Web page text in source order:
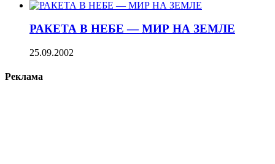
РАКЕТА В НЕБЕ — МИР НА ЗЕМЛЕ
25.09.2002
Реклама